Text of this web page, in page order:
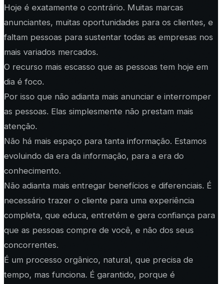
Hoje é exatamente o contrário. Muitas marcas
anunciantes, muitas oportunidades para os clientes, e
faltam pessoas para sustentar todas as empresas nos
mais variados mercados.
O recurso mais escasso que as pessoas tem hoje em
dia é foco.
Por isso que não adianta mais anunciar e interromper
as pessoas. Elas simplesmente não prestam mais
atenção.
Não há mais espaço para tanta informação. Estamos
evoluindo da era da informação, para a era do
conhecimento.
Não adianta mais entregar benefícios e diferenciais. É
necessário trazer o cliente para uma experiência
completa, que educa, entretém e gera confiança para
que as pessoas compre de você, e não dos seus
concorrentes.
É um processo orgânico, natural, que precisa de
tempo, mas funciona. É garantido, porque é